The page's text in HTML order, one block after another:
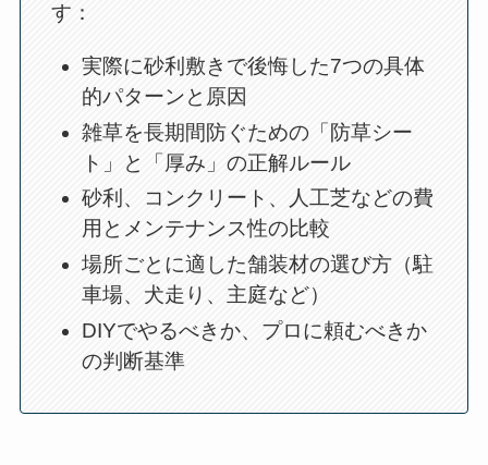
す：
実際に砂利敷きで後悔した7つの具体
的パターンと原因
雑草を長期間防ぐための「防草シー
ト」と「厚み」の正解ルール
砂利、コンクリート、人工芝などの費
用とメンテナンス性の比較
場所ごとに適した舗装材の選び方（駐
車場、犬走り、主庭など）
DIYでやるべきか、プロに頼むべきか
の判断基準